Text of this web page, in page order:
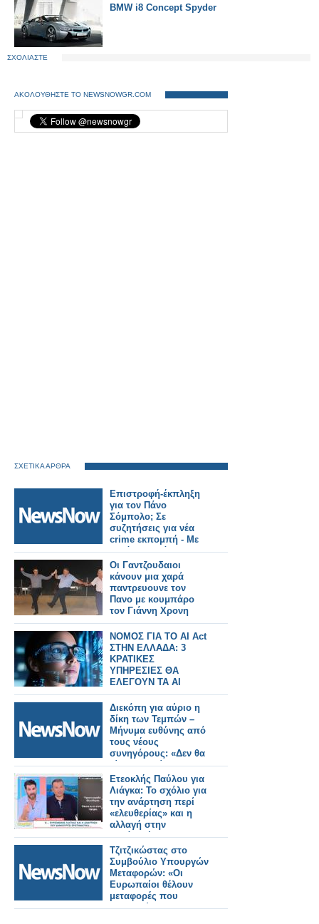
BMW i8 Concept Spyder
ΣΧΟΛΙΑΣΤΕ
ΑΚΟΛΟΥΘΗΣΤΕ ΤΟ NEWSNOWGR.COM
ΣΧΕΤΙΚΑ ΑΡΘΡΑ
Επιστροφή-έκπληξη
για τον Πάνο
Σόμπολο; Σε
συζητήσεις για νέα
crime εκπομπή - Με
αυτό το κανάλι
βρίσκεται σε επαφές
Οι Γαντζουδαιοι
κάνουν μια χαρά
παντρευουνε τον
Πανο με κουμπάρο
τον Γιάννη Χρονη
ΝΟΜΟΣ ΓΙΑ ΤΟ AI Act
ΣΤΗΝ ΕΛΛΑΔΑ: 3
ΚΡΑΤΙΚΕΣ
ΥΠΗΡΕΣΙΕΣ ΘΑ
ΕΛΕΓΟΥΝ ΤΑ AI
ΣΥΣΤΗΜΑΤΑ
Διεκόπη για αύριο η
δίκη των Τεμπών –
Μήνυμα ευθύνης από
τους νέους
συνηγόρους: «Δεν θα
γίνουμε αιτία
καθυστέρησης της
δίκης»
Ετεοκλής Παύλου για
Λιάγκα: Το σχόλιο για
την ανάρτηση περί
«ελευθερίας» και η
αλλαγή στην
εμφάνισή του
Τζιτζικώστας στο
Συμβούλιο Υπουργών
Μεταφορών: «Οι
Ευρωπαίοι θέλουν
μεταφορές που
εμπιστεύονται».